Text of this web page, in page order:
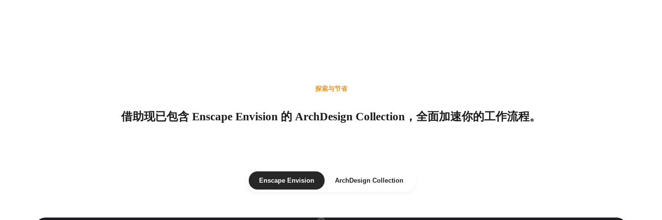
借助现已包含 Enscape Envision 的 ArchDesign Collection，全面加速你的工作流程。
探索与节省
Enscape Envision ArchDesign Collection